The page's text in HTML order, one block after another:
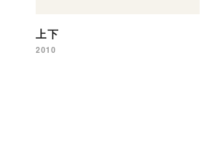
上下
2010